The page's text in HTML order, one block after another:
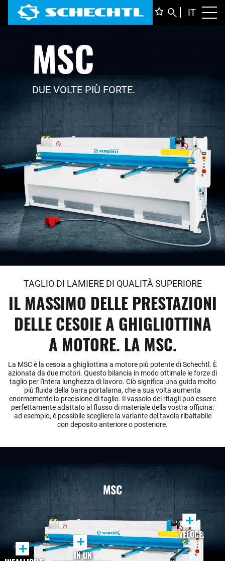
IT
MSC
DUE VOLTE PIÙ FORTE.
TAGLIO DI LAMIERE DI QUALITÀ SUPERIORE
IL MASSIMO DELLE PRESTAZIONI
DELLE CESOIE A GHIGLIOTTINA
A MOTORE. LA MSC.
La MSC è la cesoia a ghigliottina a motore più potente di Schechtl. È
azionata da due motori. Questo bilancia in modo ottimale le forze di
taglio per l'intera lunghezza di lavoro. Ciò significa una guida molto
più fluida della barra portalama, che a sua volta aumenta
enormemente la precisione di taglio. Il vassoio dei ritagli può essere
perfettamente adattato al flusso di materiale della vostra officina:
ad esempio, è possibile scegliere la variante del tavola ribaltabile
con deposito anteriore o posteriore.
MSC
+
IN UN
+
VELOCE.
+